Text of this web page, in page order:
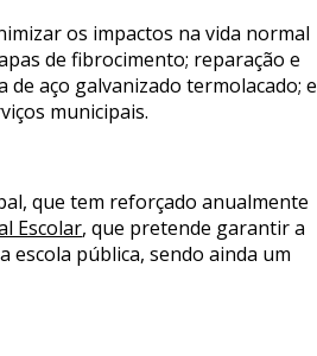
os impactos na vida normal
de fibrocimento; reparação e
aço galvanizado termolacado; e
municipais.
que tem reforçado anualmente
Escolar, que pretende garantir a
escola pública, sendo ainda um